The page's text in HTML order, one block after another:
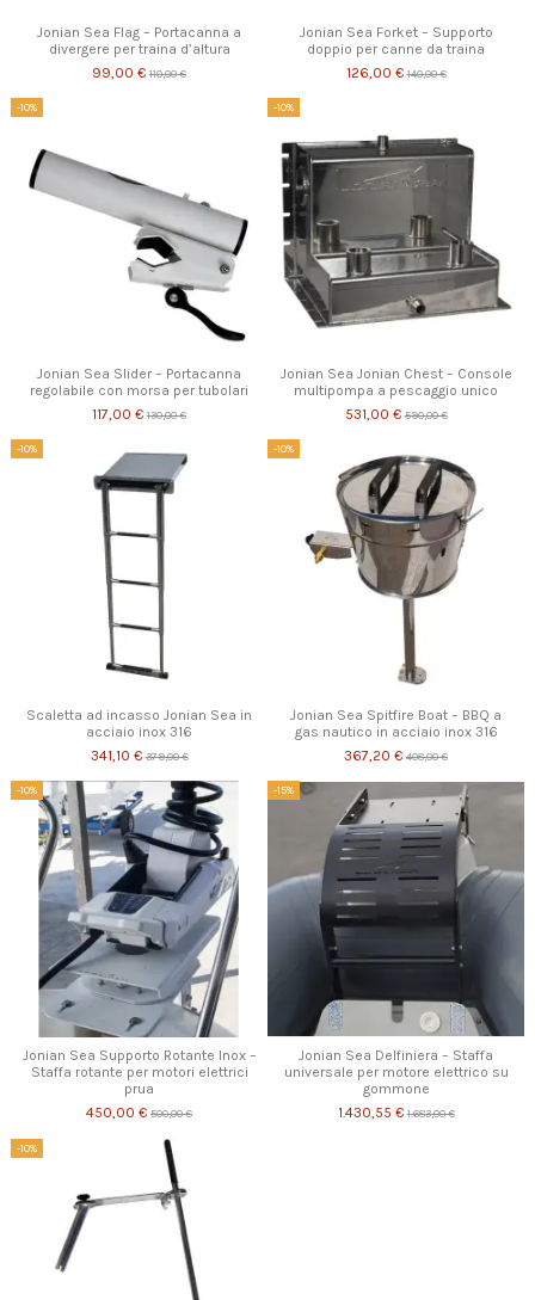
Jonian Sea Flag – Portacanna a
divergere per traina d’altura
99,00 € 110,00 €
Jonian Sea Forket – Supporto
doppio per canne da traina
126,00 €140,00 €
-10%
Jonian Sea Slider – Portacanna
regolabile con morsa per tubolari
117,00 € 130,00 €
-10%
Jonian Sea Jonian Chest – Console
multipompa a pescaggio unico
531,00 €590,00 €
-10%
Scaletta ad incasso Jonian Sea in
acciaio inox 316
341,10 €379,00 €
-10%
Jonian Sea Spitfire Boat – BBQ a
gas nautico in acciaio inox 316
367,20 € 408,00 €
-10%
Jonian Sea Supporto Rotante Inox –
Staffa rotante per motori elettrici
prua
450,00 € 500,00 €
-15%
Jonian Sea Delfiniera – Staffa
universale per motore elettrico su
gommone
1.430,55 €1.683,00 €
-10%